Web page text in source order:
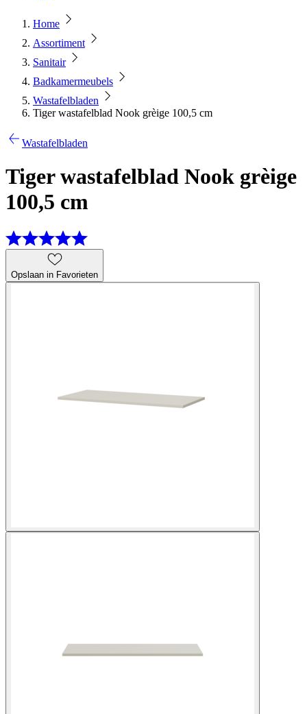
Home
Assortiment
Sanitair
Badkamermeubels
Wastafelbladen
Tiger wastafelblad Nook grèige 100,5 cm
Wastafelbladen
Tiger wastafelblad Nook grèige
100,5 cm
Opslaan in Favorieten